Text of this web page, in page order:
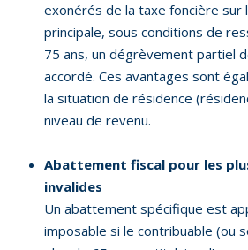
exonérés de la taxe foncière sur
principale, sous conditions de
75 ans, un dégrèvement partiel
accordé. Ces avantages sont
la situation de résidence
niveau de revenu.
Abattement fiscal pour les
invalides
Un abattement spécifique est
imposable si le contribuable (ou